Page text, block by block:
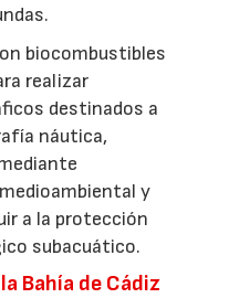
biocombustibles
realizar
destinados a
náutica,
y
a la protección
subacuático.
Bahía de Cádiz